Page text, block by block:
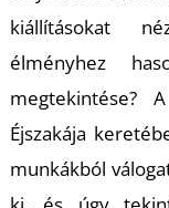
kiállításokat
élményhez
megtekintése?
Éjszakája
munkákból